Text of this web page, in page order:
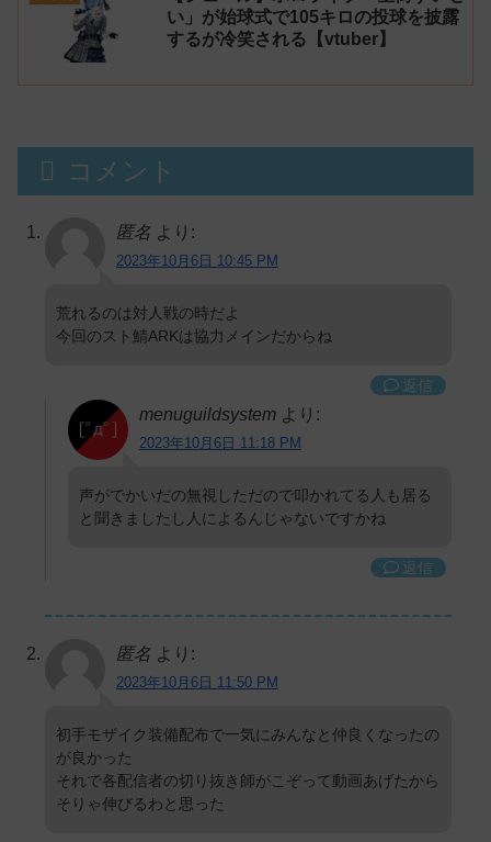
い」が始球式で105キロの投球を披露
するが冷笑される【vtuber】
コメント
匿名 より:
2023年10月6日 10:45 PM
荒れるのは対人戦の時だよ
今回のスト鯖ARKは協力メインだからね
返信
menuguildsystem より:
2023年10月6日 11:18 PM
声がでかいだの無視しただので叩かれてる人も居る
と聞きましたし人によるんじゃないですかね
返信
匿名 より:
2023年10月6日 11:50 PM
初手モザイク装備配布で一気にみんなと仲良くなったの
が良かった
それで各配信者の切り抜き師がこぞって動画あげたから
そりゃ伸びるわと思った